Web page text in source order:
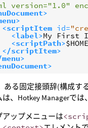
version="1.0"
<scriptItem id=
<label>My First
<scriptPath>
</scriptItem>
ある固定接頭辞(構成す
、Hotkey Managerでは、
アップメニューは